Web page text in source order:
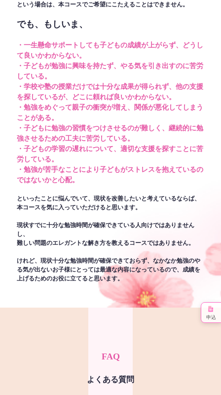
という場合は、本コースでご希望にこたえることはできません。
でも、もしいま、
・一生懸命サポートしても子どもの成績が上がらず、どうし
て良いかわからない。
・子どもが勉強に興味を持たず、やる気を引き出すのに苦労
している。
・学校や塾の授業だけでは十分な成果が得られず、他の支援
を探しているが、どこに頼れば良いかわからない。
・勉強をめぐって親子の衝突が増え、関係が悪化してしまう
ことがある。
・子どもに勉強の習慣をつけさせるのが難しく、継続的に勉
強させるための工夫に苦労している。
・子どもの学習の遅れについて、適切な支援を探すことに苦
労している。
・勉強が苦手なことにより子どもがストレスを抱えているの
ではないかと心配。
といったことに悩んでいて、現状を改善したいと考えているならば、
本コースを気に入っていただけると思います。
現状すでに十分な勉強時間が確保できている人向けではありません
し、
難しい問題のエレガントな解き方を教えるコースではありません。
けれど、現状十分な勉強時間が確保できておらず、なかなか勉強のや
る気が出ないお子様にとっては最適な内容になっているので、成績を
上げるためのお役に立てると思います。
FAQ
よくある質問
申込